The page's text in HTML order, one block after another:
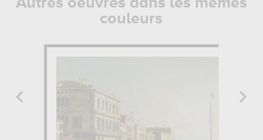
Autres oeuvres dans les mêmes
couleurs